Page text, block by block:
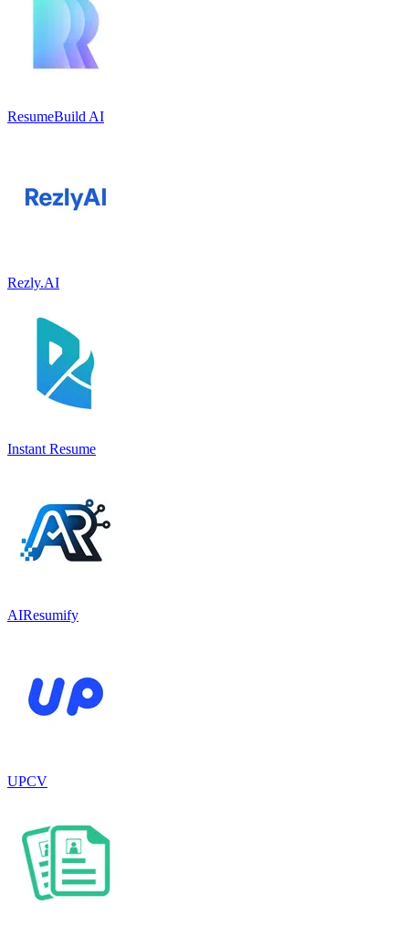
ResumeBuild AI
Rezly.AI
Instant Resume
AIResumify
UPCV